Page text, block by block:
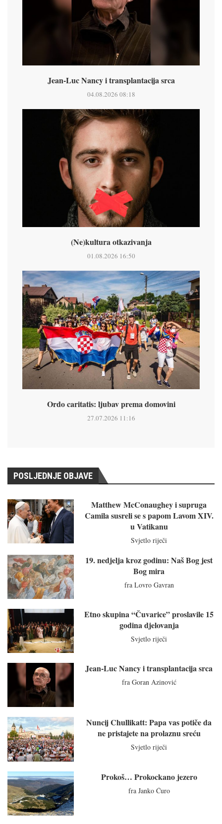
Jean-Luc Nancy i transplantacija srca
04.08.2026 08:18
(Ne)kultura otkazivanja
01.08.2026 16:50
Ordo caritatis: ljubav prema domovini
27.07.2026 11:16
POSLJEDNJE OBJAVE
Matthew McConaughey i supruga
Camila susreli se s papom Lavom XIV.
u Vatikanu
Svjetlo riječi
19. nedjelja kroz godinu: Naš Bog jest
Bog mira
fra Lovro Gavran
Etno skupina “Čuvarice” proslavile 15
godina djelovanja
Svjetlo riječi
Jean-Luc Nancy i transplantacija srca
fra Goran Azinović
Nuncij Chullikatt: Papa vas potiče da
ne pristajete na prolaznu sreću
Svjetlo riječi
Prokoš… Prokockano jezero
fra Janko Ćuro